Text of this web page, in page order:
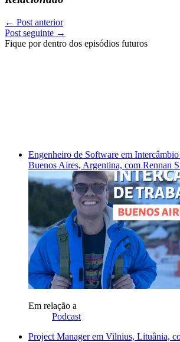
← Post anterior
Post seguinte →
Fique por dentro dos episódios futuros
Engenheiro de Software em
Buenos Aires, Argentina, com Rennan
Em relação a
Podcast
Project Manager em Vilnius, Lituânia,